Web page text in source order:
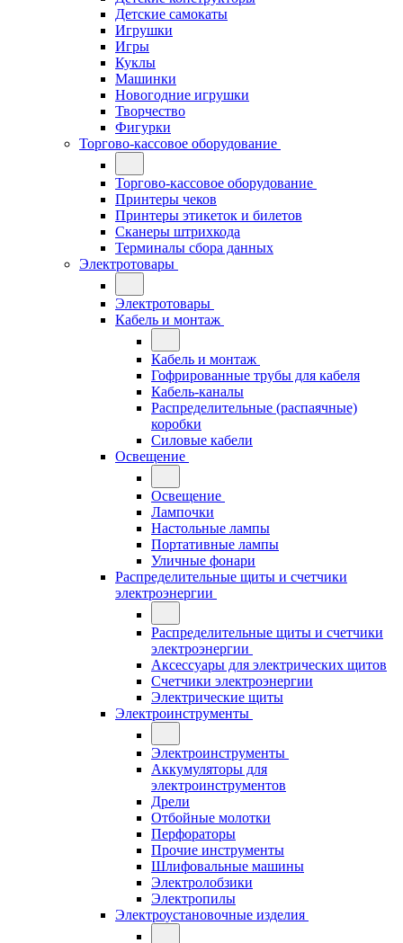
Детские самокаты
Игрушки
Игры
Куклы
Машинки
Новогодние игрушки
Творчество
Фигурки
Торгово-кассовое оборудование
Торгово-кассовое оборудование
Принтеры чеков
Принтеры этикеток и билетов
Сканеры штрихкода
Терминалы сбора данных
Электротовары
Электротовары
Кабель и монтаж
Кабель и монтаж
Гофрированные трубы для кабеля
Кабель-каналы
Распределительные (распаячные)
коробки
Силовые кабели
Освещение
Освещение
Лампочки
Настольные лампы
Портативные лампы
Уличные фонари
Распределительные щиты и счетчики
электроэнергии
Распределительные щиты и счетчики
электроэнергии
Аксессуары для электрических щитов
Счетчики электроэнергии
Электрические щиты
Электроинструменты
Электроинструменты
Аккумуляторы для
электроинструментов
Дрели
Отбойные молотки
Перфораторы
Прочие инструменты
Шлифовальные машины
Электролобзики
Электропилы
Электроустановочные изделия